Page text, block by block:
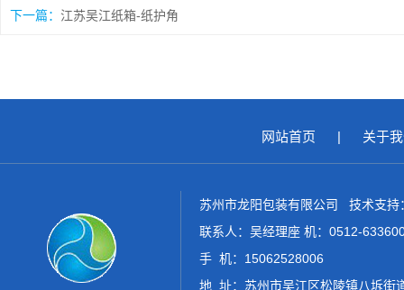
下一篇： 江苏吴江纸箱-纸护角
网站首页 | 关于
苏州市龙阳包装有限公司 技术支持
联系人：吴经理座 机：0512-
手 机：15062528006
地 址：苏州市吴江区松陵镇八坼街